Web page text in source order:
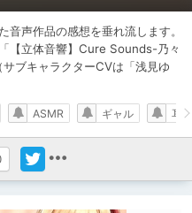
声作品の感想を垂れ流します。
【立体音響】Cure Sounds-乃々
ブキャラクターCVは「浅見ゆ
ASMR ギャル 耳